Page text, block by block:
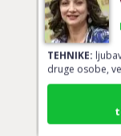
TEHNIKE:
druge osobe,